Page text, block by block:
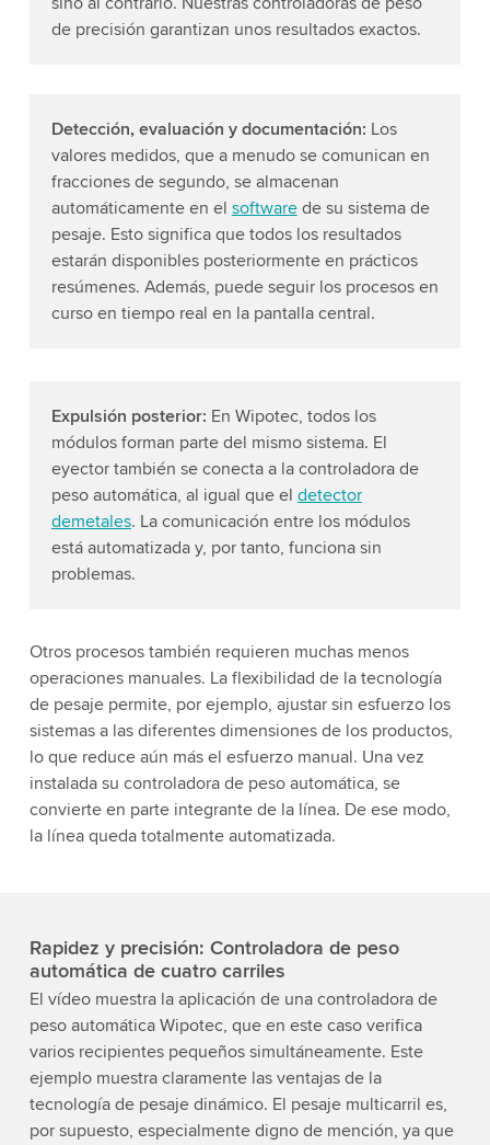
de precisión garantizan unos resultados exactos.
Detección, evaluación y documentación: Los
valores medidos, que a menudo se comunican en
fracciones de segundo, se almacenan
automáticamente en el softwarede su sistema de
pesaje. Esto significa que todos los resultados
estarán disponibles posteriormente en prácticos
resúmenes. Además, puede seguir los procesos en
curso en tiempo real en la pantalla central.
Expulsión posterior: En Wipotec, todos los
módulos forman parte del mismo sistema. El
eyector también se conecta a la controladora de
peso automática, al igual que el detector
demetales. La comunicación entre los módulos
está automatizada y, por tanto, funciona sin
problemas.
Otros procesos también requieren muchas menos
operaciones manuales. La flexibilidad de la tecnología
de pesaje permite, por ejemplo, ajustar sin esfuerzo los
sistemas a las diferentes dimensiones de los productos,
lo que reduce aún más el esfuerzo manual. Una vez
instalada su controladora de peso automática, se
convierte en parte integrante de la línea. De ese modo,
la línea queda totalmente automatizada.
Rapidez y precisión: Controladora de peso
automática de cuatro carriles
El vídeo muestra la aplicación de una controladora de
peso automática Wipotec, que en este caso verifica
varios recipientes pequeños simultáneamente. Este
ejemplo muestra claramente las ventajas de la
tecnología de pesaje dinámico. El pesaje multicarril es,
por supuesto, especialmente digno de mención, ya que